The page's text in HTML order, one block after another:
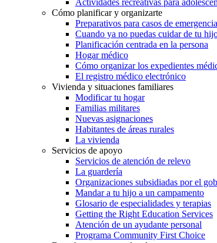
Cómo planificar y organizarte
Preparativos para casos de emergencia
Cuando ya no puedas cuidar de tu
Planificación centrada en la persona
Hogar médico
Cómo organizar los expedientes
El registro médico electrónico
Vivienda y situaciones familiares
Modificar tu hogar
Familias militares
Nuevas asignaciones
Habitantes de áreas rurales
La vivienda
Servicios de apoyo
Servicios de atención de relevo
La guardería
Organizaciones subsidiadas por el
Mandar a tu hijo a un campamento
Glosario de especialidades y terapias
Getting the Right Education Services
Atención de un ayudante personal
Programa Community First Choice